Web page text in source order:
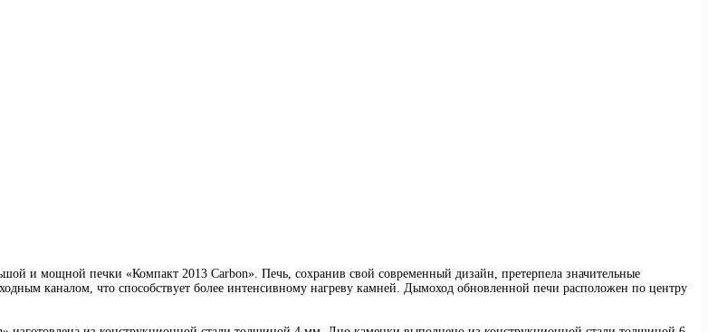
и мощной печки «Компакт 2013 Carbon». Печь, сохранив свой современный дизайн, претерпела значительные
каналом, что способствует более интенсивному нагреву камней. Дымоход обновленной печи расположен по центру